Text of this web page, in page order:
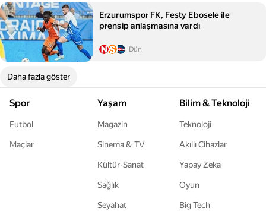
Erzurumspor FK, Festy Ebosele ile
prensip anlaşmasına vardı
Dün
Daha fazla göster
Spor
Futbol
Maçlar
Yaşam
Magazin
Sinema & TV
Kültür-Sanat
Sağlık
Seyahat
Bilim & Teknoloji
Teknoloji
Akıllı Cihazlar
Yapay Zeka
Oyun
Big Tech